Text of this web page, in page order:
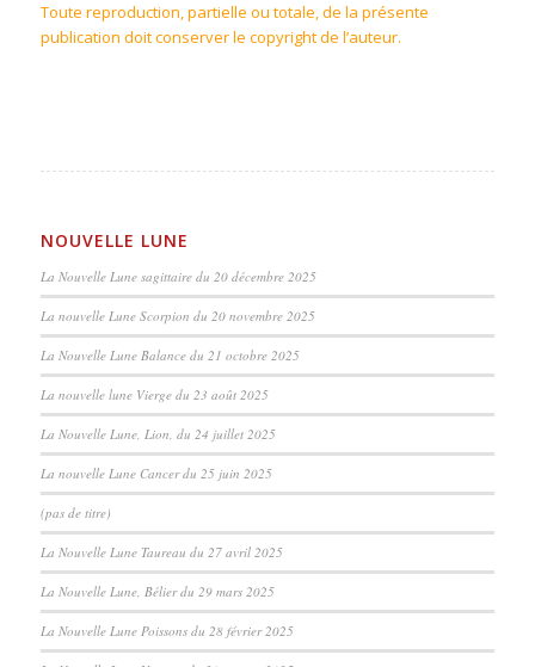
Toute reproduction, partielle ou totale, de la présente
publication doit conserver le copyright de l’auteur.
NOUVELLE LUNE
La Nouvelle Lune sagittaire du 20 décembre 2025
La nouvelle Lune Scorpion du 20 novembre 2025
La Nouvelle Lune Balance du 21 octobre 2025
La nouvelle lune Vierge du 23 août 2025
La Nouvelle Lune, Lion, du 24 juillet 2025
La nouvelle Lune Cancer du 25 juin 2025
(pas de titre)
La Nouvelle Lune Taureau du 27 avril 2025
La Nouvelle Lune, Bélier du 29 mars 2025
La Nouvelle Lune Poissons du 28 février 2025